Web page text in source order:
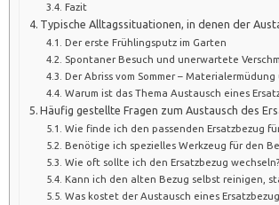
Fazit
Typische Alltagssituationen, in denen der
Der erste Frühlingsputz im Garten
Spontaner Besuch und unerwartete
Der Abriss vom Sommer –
Warum ist das Thema Austausch eines
Häufig gestellte Fragen zum Austausch des
Wie finde ich den passenden Ersatzbezug
Benötige ich spezielles Werkzeug für den
Wie oft sollte ich den Ersatzbezug wechseln?
Kann ich den alten Bezug selbst reinigen,
Was kostet der Austausch eines